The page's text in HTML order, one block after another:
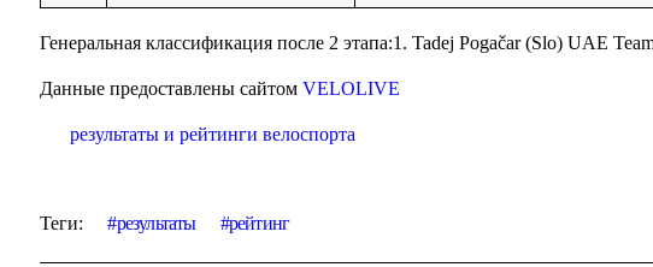
Генеральная классификация после 2 этапа:1. Tadej Pogačar(Slo) UAE
Данные предоставлены сайтомVELOLIVE
результаты и рейтинги велоспорта
Теги: результаты рейтинг